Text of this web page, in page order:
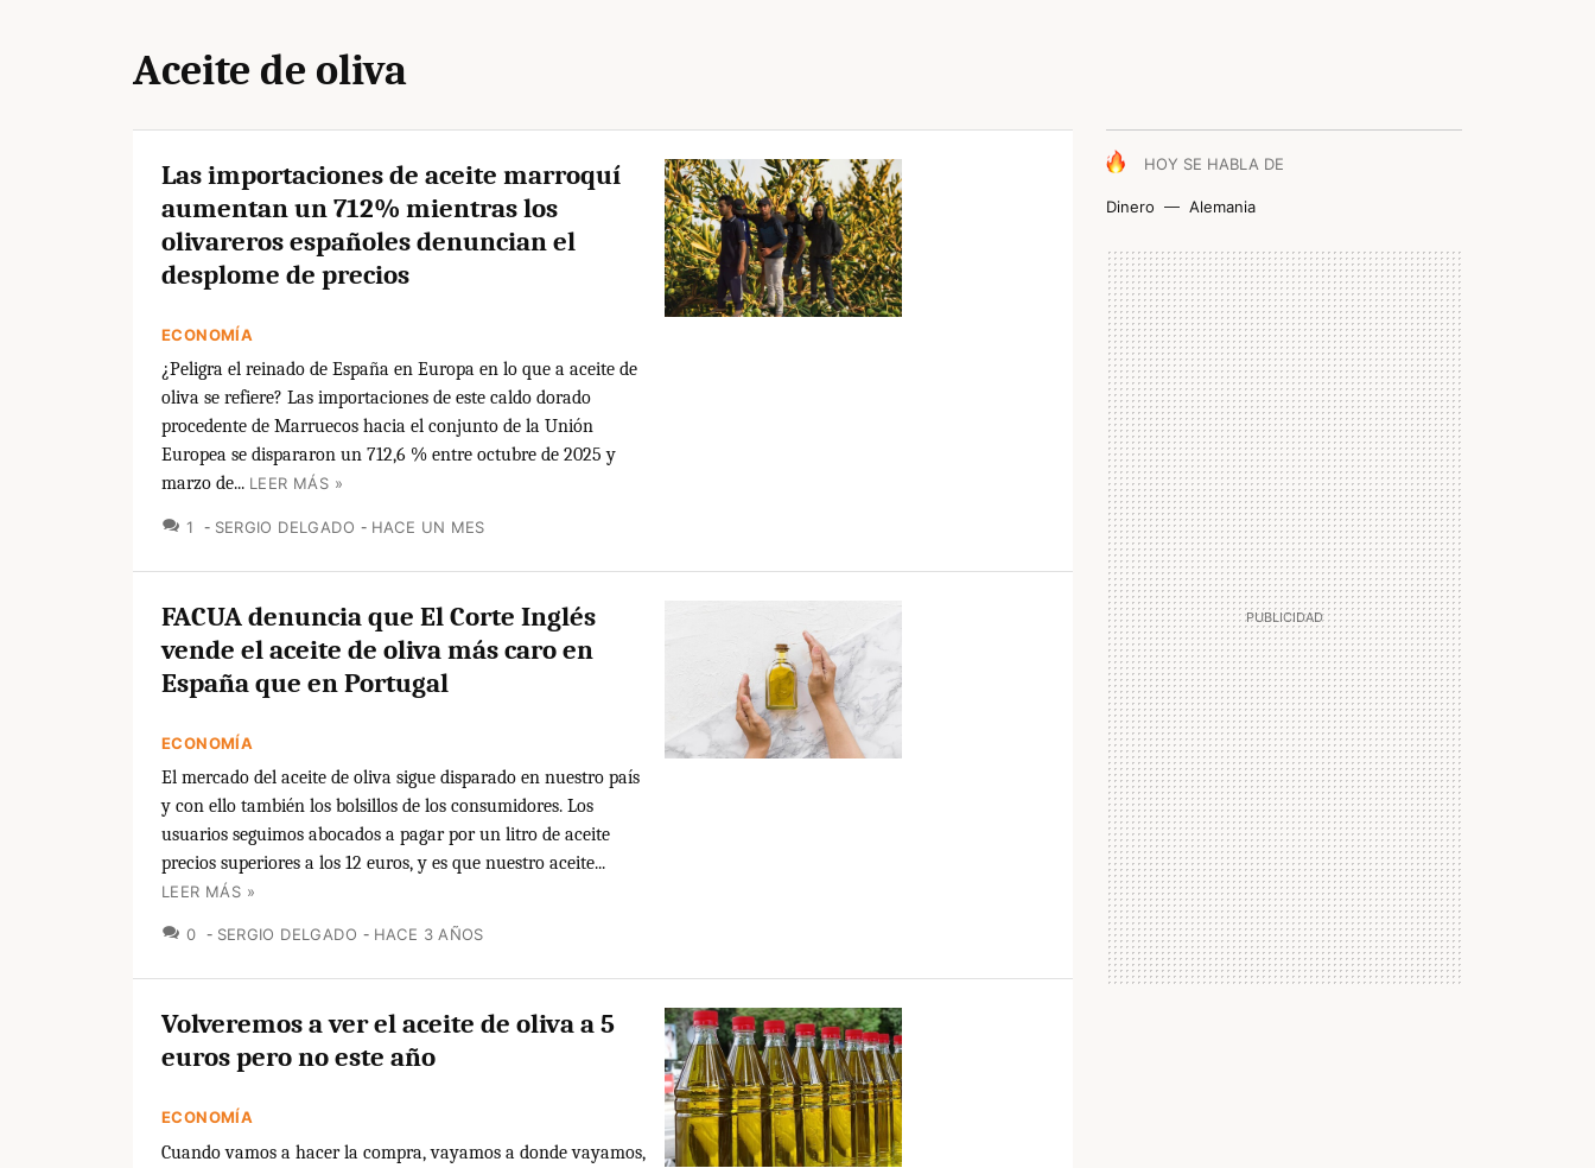
Aceite de oliva
HOY SE HABLA DE
Dinero Alemania
Las importaciones de aceite marroquí
aumentan un 712% mientras los
olivareros españoles denuncian el
desplome de precios
ECONOMÍA
¿Peligra el reinado de España en Europa en lo que a aceite de
oliva se refiere? Las importaciones de este caldo dorado
procedente de Marruecos hacia el conjunto de la Unión
Europea se dispararon un 712,6 % entre octubre de 2025 y
marzo de... LEER MÁS »
1 COMENTARIOS
SERGIO DELGADO HACE UN MES
FACUA denuncia que El Corte Inglés
vende el aceite de oliva más caro en
España que en Portugal
ECONOMÍA
El mercado del aceite de oliva sigue disparado en nuestro país
y con ello también los bolsillos de los consumidores. Los
usuarios seguimos abocados a pagar por un litro de aceite
precios superiores a los 12 euros, y es que nuestro aceite...
LEER MÁS »
0 COMENTARIOS
SERGIO DELGADO HACE 3 AÑOS
Volveremos a ver el aceite de oliva a 5
euros pero no este año
ECONOMÍA
Cuando vamos a hacer la compra, vayamos a donde vayamos,